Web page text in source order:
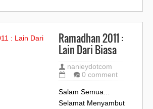
Ramadhan 2011 :
Lain Dari Biasa
nanieydotcom
0 comment
Salam Semua...
Selamat Menyambut